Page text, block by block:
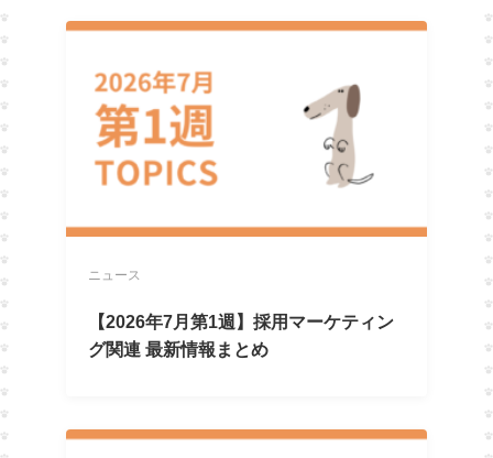
ニュース
【2026年7月第1週】採用マーケティン
グ関連 最新情報まとめ